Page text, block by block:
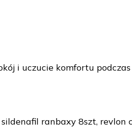
i uczucie komfortu
sildenafil ranbaxy 8szt, revlon